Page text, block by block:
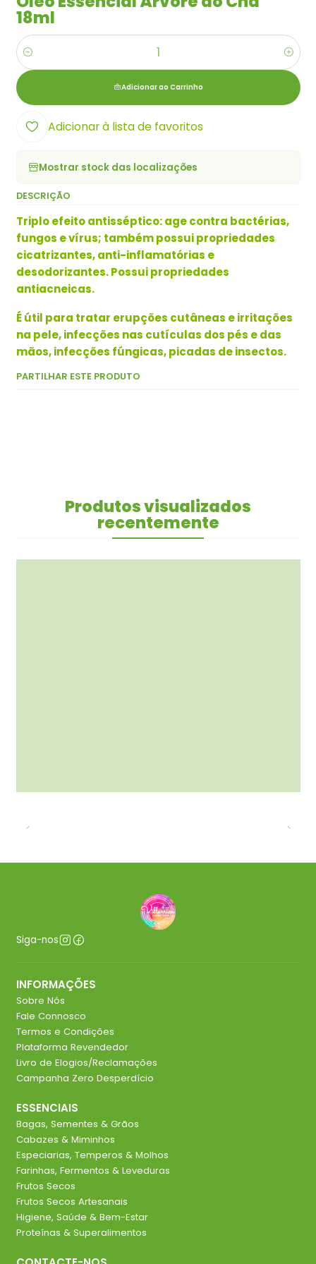
18ml
Quantidade
Adicionar ao Carrinho
Adicionar à lista de favoritos
Mostrar stock das localizações
DESCRIÇÃO
Triplo efeito antisséptico: age contra bactérias,
fungos e vírus; também possui propriedades
cicatrizantes, anti-inflamatórias e
desodorizantes. Possui propriedades
antiacneicas.
É útil para tratar erupções cutâneas e irritações
na pele, infecções nas cutículas dos pés e das
mãos, infecções fúngicas, picadas de insectos.
PARTILHAR ESTE PRODUTO
Produtos visualizados
recentemente
Siga-nos
INFORMAÇÕES
Sobre Nós
Fale Connosco
Termos e Condições
Plataforma Revendedor
Livro de Elogios/Reclamações
Campanha Zero Desperdício
ESSENCIAIS
Bagas, Sementes & Grãos
Cabazes & Miminhos
Especiarias, Temperos & Molhos
Farinhas, Fermentos & Leveduras
Frutos Secos
Frutos Secos Artesanais
Higiene, Saúde & Bem-Estar
Proteínas & Superalimentos